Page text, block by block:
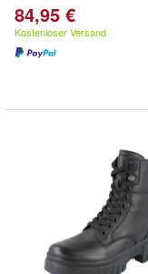
84,95 €
Kostenloser Versand